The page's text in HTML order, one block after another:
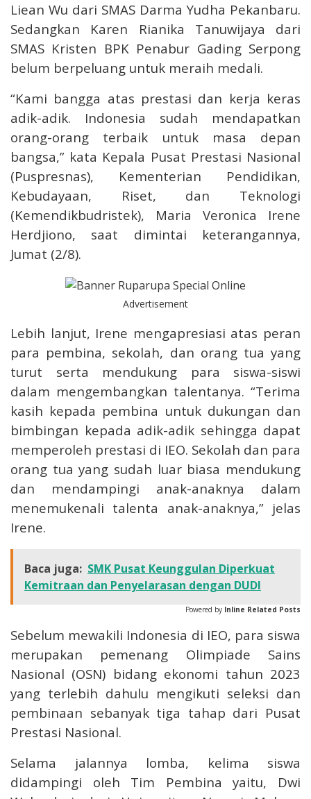
Liean Wu dari SMAS Darma Yudha Pekanbaru.
Sedangkan Karen Rianika Tanuwijaya dari
SMAS Kristen BPK Penabur Gading Serpong
belum berpeluang untuk meraih medali.
“Kami bangga atas prestasi dan kerja keras
adik-adik. Indonesia sudah mendapatkan
orang-orang terbaik untuk masa depan
bangsa,” kata Kepala Pusat Prestasi Nasional
(Puspresnas), Kementerian Pendidikan,
Kebudayaan, Riset, dan Teknologi
(Kemendikbudristek), Maria Veronica Irene
Herdjiono, saat dimintai keterangannya,
Jumat (2/8).
Advertisement
Lebih lanjut, Irene mengapresiasi atas peran
para pembina, sekolah, dan orang tua yang
turut serta mendukung para siswa-siswi
dalam mengembangkan talentanya. “Terima
kasih kepada pembina untuk dukungan dan
bimbingan kepada adik-adik sehingga dapat
memperoleh prestasi di IEO. Sekolah dan para
orang tua yang sudah luar biasa mendukung
dan mendampingi anak-anaknya dalam
menemukenali talenta anak-anaknya,” jelas
Irene.
Baca juga: SMK Pusat Keunggulan Diperkuat
Kemitraan dan Penyelarasan dengan DUDI
Powered by Inline Related Posts
Sebelum mewakili Indonesia di IEO, para siswa
merupakan pemenang Olimpiade Sains
Nasional (OSN) bidang ekonomi tahun 2023
yang terlebih dahulu mengikuti seleksi dan
pembinaan sebanyak tiga tahap dari Pusat
Prestasi Nasional.
Selama jalannya lomba, kelima siswa
didampingi oleh Tim Pembina yaitu, Dwi